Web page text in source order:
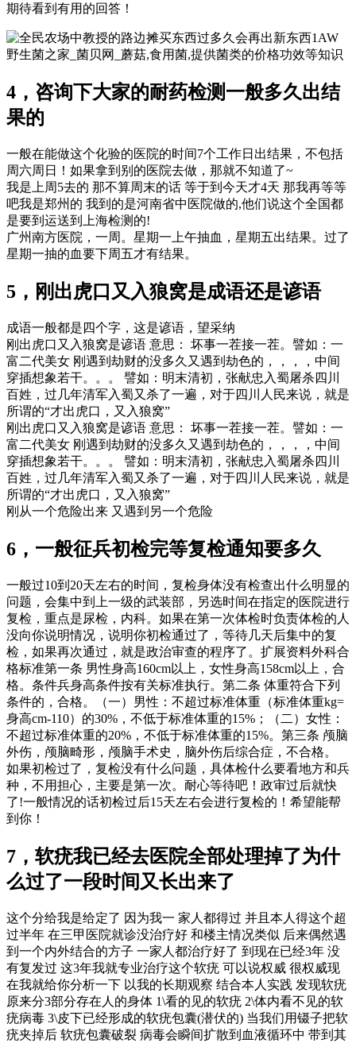
期待看到有用的回答！
1AW
野生菌之家_菌贝网_蘑菇,食用菌,提供菌类的价格功效等知识
4，咨询下大家的耐药检测一般多久出结
果的
一般在能做这个化验的医院的时间7个工作日出结果，不包括
周六周日！如果拿到别的医院去做，那就不知道了~
我是上周5去的 那不算周末的话 等于到今天才4天 那我再等等
吧我是郑州的 我到的是河南省中医院做的,他们说这个全国都
是要到运送到上海检测的!
广州南方医院，一周。星期一上午抽血，星期五出结果。过了
星期一抽的血要下周五才有结果。
5，刚出虎口又入狼窝是成语还是谚语
成语一般都是四个字，这是谚语，望采纳
刚出虎口又入狼窝是谚语 意思： 坏事一茬接一茬。譬如：一
富二代美女 刚遇到劫财的没多久又遇到劫色的，，，，中间
穿插想象若干。。。 譬如：明末清初，张献忠入蜀屠杀四川
百姓，过几年清军入蜀又杀了一遍，对于四川人民来说，就是
所谓的“才出虎口，又入狼窝”
刚出虎口又入狼窝是谚语 意思： 坏事一茬接一茬。譬如：一
富二代美女 刚遇到劫财的没多久又遇到劫色的，，，，中间
穿插想象若干。。。 譬如：明末清初，张献忠入蜀屠杀四川
百姓，过几年清军入蜀又杀了一遍，对于四川人民来说，就是
所谓的“才出虎口，又入狼窝”
刚从一个危险出来 又遇到另一个危险
6，一般征兵初检完等复检通知要多久
一般过10到20天左右的时间，复检身体没有检查出什么明显的
问题，会集中到上一级的武装部，另选时间在指定的医院进行
复检，重点是尿检，内科。如果在第一次体检时负责体检的人
没向你说明情况，说明你初检通过了，等待几天后集中的复
检，如果再次通过，就是政治审查的程序了。扩展资料外科合
格标准第一条 男性身高160cm以上，女性身高158cm以上，合
格。条件兵身高条件按有关标准执行。第二条 体重符合下列
条件的，合格。（一）男性：不超过标准体重（标准体重kg=
身高cm-110）的30%，不低于标准体重的15%；（二）女性：
不超过标准体重的20%，不低于标准体重的15%。第三条 颅脑
外伤，颅脑畸形，颅脑手术史，脑外伤后综合症，不合格。
如果初检过了，复检没有什么问题，具体检什么要看地方和兵
种，不用担心，主要是第一次。耐心等待吧！政审过后就快
了!一般情况的话初检过后15天左右会进行复检的！希望能帮
到你！
7，软疣我已经去医院全部处理掉了为什
么过了一段时间又长出来了
这个分给我是给定了 因为我一 家人都得过 并且本人得这个超
过半年 在三甲医院就诊没治疗好 和楼主情况类似 后来偶然遇
到一个内外结合的方子 一家人都治疗好了 到现在已经3年 没
有复发过 这3年我就专业治疗这个软疣 可以说权威 很权威现
在我就给你分析一下 以我的长期观察 结合本人实践 发现软疣
原来分3部分存在人的身体 1\看的见的软疣 2\体内看不见的软
疣病毒 3\皮下已经形成的软疣包囊(潜伏的) 当我们用镊子把软
疣夹掉后 软疣包囊破裂 病毒会瞬间扩散到血液循环中 带到其